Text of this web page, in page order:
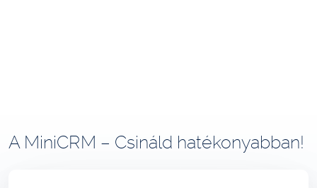
A MiniCRM – Csináld hatékonyabban!